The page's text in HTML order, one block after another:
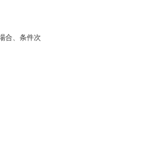
合、条件次